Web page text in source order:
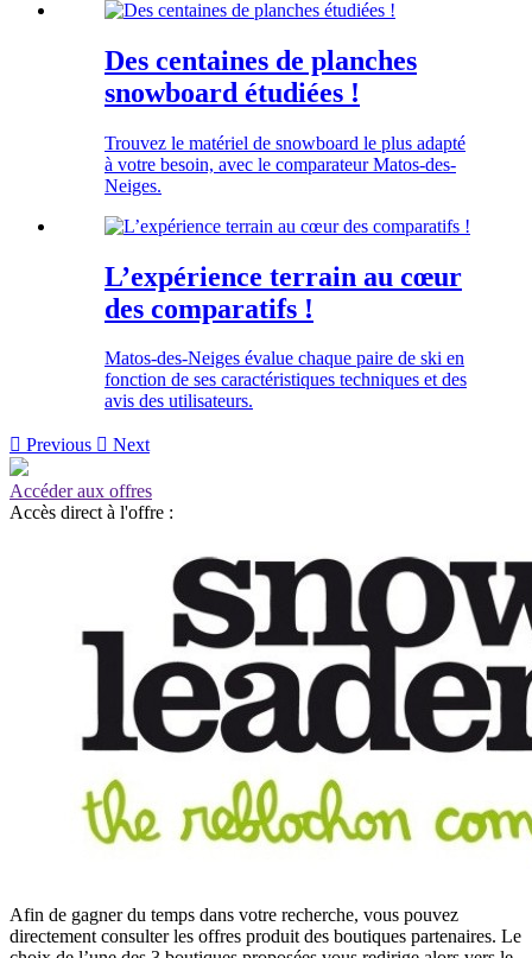
Des centaines de planches
snowboard étudiées !
Trouvez le matériel de snowboard le plus adapté
à votre besoin, avec le comparateur Matos-des-
Neiges.
L’expérience terrain au cœur
des comparatifs !
Matos-des-Neiges évalue chaque paire de ski en
fonction de ses caractéristiques techniques et des
avis des utilisateurs.
 Previous  Next
Accéder aux offres
Accès direct à l'offre :
Afin de gagner du temps dans votre recherche, vous pouvez
directement consulter les offres produit des boutiques partenaires. Le